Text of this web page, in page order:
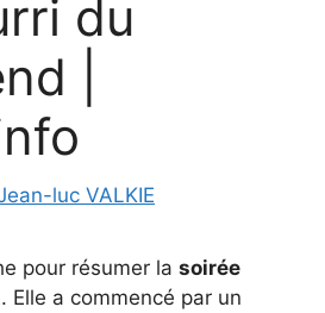
du
|
luc VALKIE
pour résumer la soirée
. Elle a commencé par un